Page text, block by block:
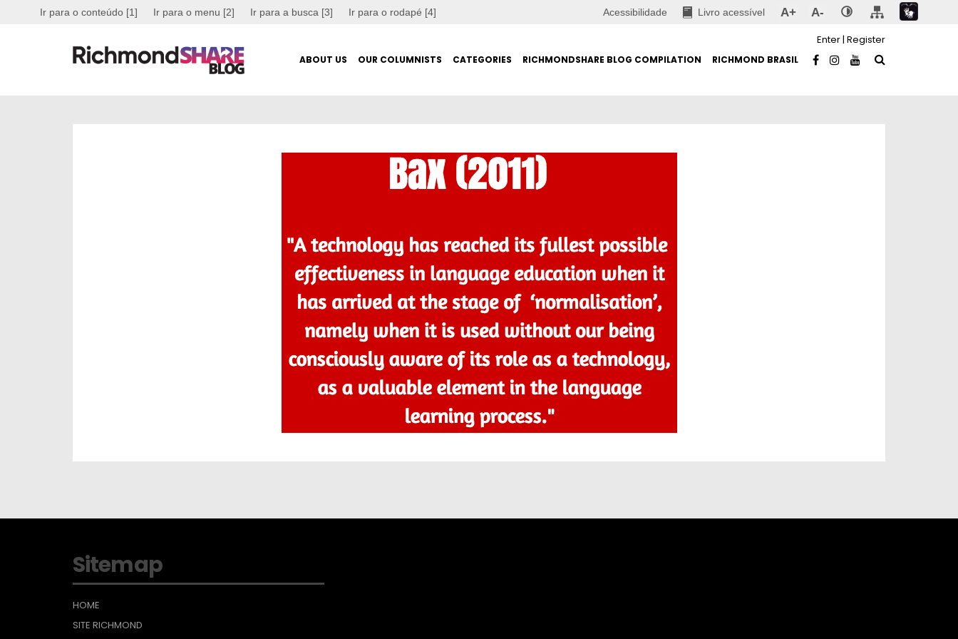
Ir para o conteúdo [1] Ir para o menu [2] Ir para a busca [3] Ir para o rodapé [4] Acessibilidade Livro acessível A+ A-
ABOUT US OUR COLUMNISTS CATEGORIES RICHMONDSHARE BLOG COMPILATION RICHMOND BRASIL
Enter| Register
Sitemap
HOME
SITE RICHMOND